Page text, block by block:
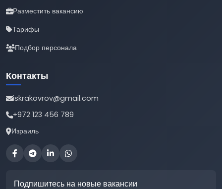
Разместить вакансию
Тарифы
Подбор персонала
Контакты
iskrakovrov@gmail.com
+972 123 456 789
Израиль
Подпишитесь на новые вакансии